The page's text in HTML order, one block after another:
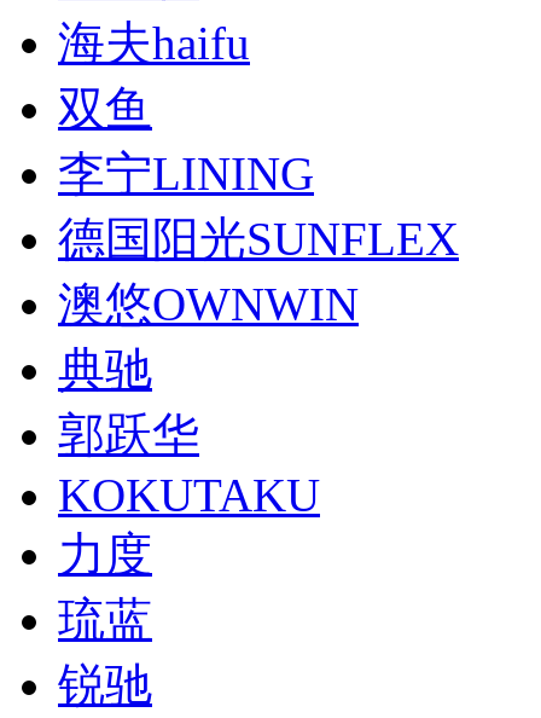
海夫haifu
双鱼
李宁LINING
德国阳光SUNFLEX
澳悠OWNWIN
典驰
郭跃华
KOKUTAKU
力度
琉蓝
锐驰